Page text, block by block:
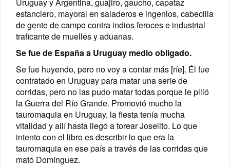
estanciero, mayoral en saladeros e ingenios, cabecilla
de gente de campo contra indios feroces e industrial
traficante de muelles y aduanas.
Se fue de España a Uruguay medio obligado.
Se fue huyendo, pero no voy a contar más [ríe]. Él fue
contratado en Uruguay para matar una serie de
corridas, pero no las pudo matar todas porque le pilló
la Guerra del Río Grande. Promovió mucho la
tauromaquia en Uruguay, la fiesta tenía mucha
vitalidad y allí hasta llegó a torear Joselito. Lo que
intento con el libro es describir lo que era la
tauromaquia en ese país a través de las corridas que
mató Domínguez.